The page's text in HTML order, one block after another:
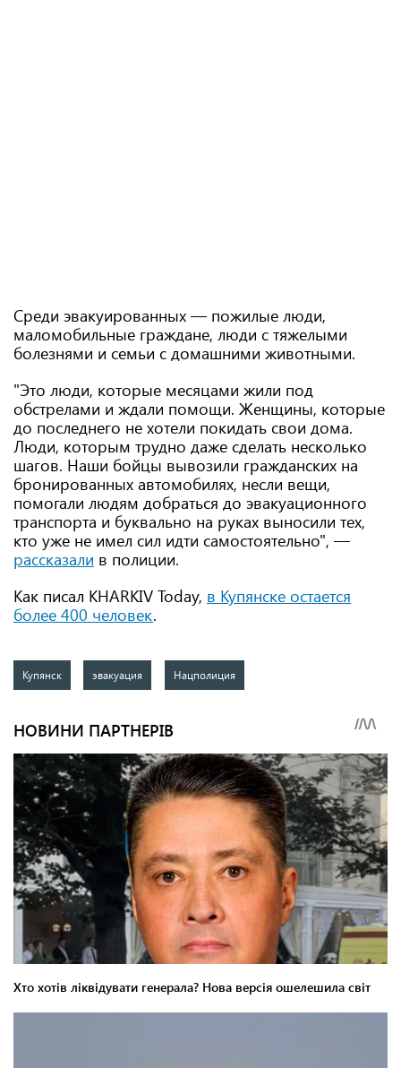
Среди эвакуированных — пожилые люди,
маломобильные граждане, люди с тяжелыми
болезнями и семьи с домашними животными.
"Это люди, которые месяцами жили под
обстрелами и ждали помощи. Женщины, которые
до последнего не хотели покидать свои дома.
Люди, которым трудно даже сделать несколько
шагов. Наши бойцы вывозили гражданских на
бронированных автомобилях, несли вещи,
помогали людям добраться до эвакуационного
транспорта и буквально на руках выносили тех,
кто уже не имел сил идти самостоятельно", —
рассказали в полиции.
Как писал KHARKIV Today, в Купянске остается
более 400 человек.
Купянск эвакуация Нацполиция